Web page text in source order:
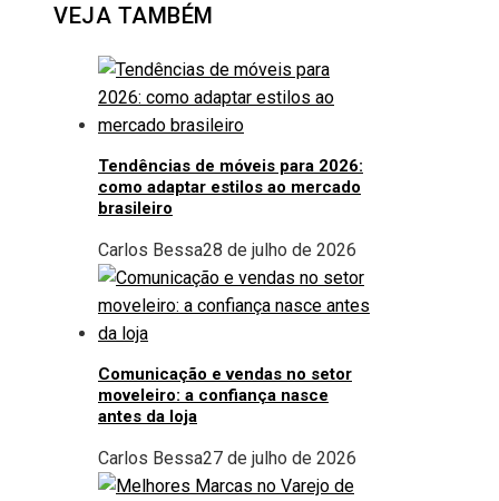
VEJA TAMBÉM
Tendências de móveis para 2026:
como adaptar estilos ao mercado
brasileiro
Carlos Bessa28 de julho de 2026
Comunicação e vendas no setor
moveleiro: a confiança nasce
antes da loja
Carlos Bessa27 de julho de 2026